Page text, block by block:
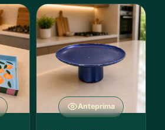
Anteprima